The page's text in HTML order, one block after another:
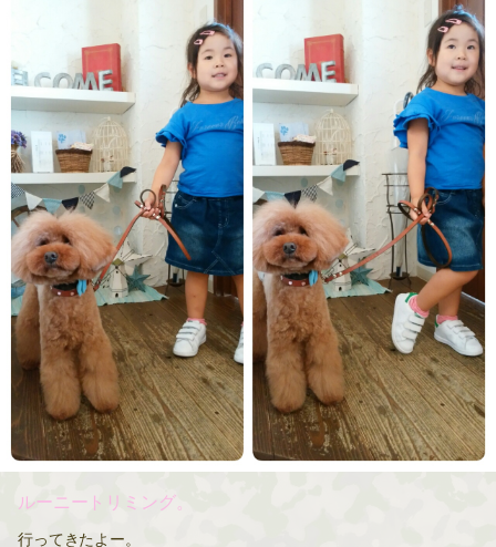
ルーニートリミング。
行ってきたよー。